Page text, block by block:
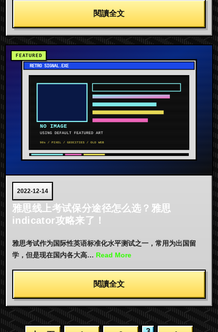
閱讀全文
2022-12-14
雅思线上考试保分途径怎么选？雅思
indicator攻略来了！
雅思考试作为国际性英语标准化水平测试之一，常用为出国留
学，但是现在国内各大高… Read More
閱讀全文